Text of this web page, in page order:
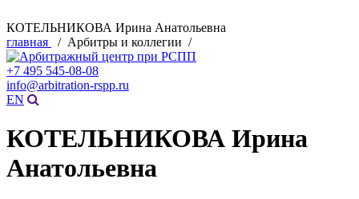
КОТЕЛЬНИКОВА Ирина Анатольевна
главная
/ Арбитры и коллегии /
+7 495 545-08-08
info@arbitration-rspp.ru
EN
КОТЕЛЬНИКОВА Ирина
Анатольевна